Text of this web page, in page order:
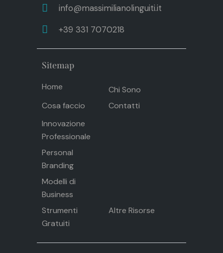
info@massimilianolinguiti.it
+39 331 7070218
Sitemap
Home
Chi Sono
Cosa faccio
Innovazione
Professionale
Personal
Branding
Modelli di
Business
Contatti
Strumenti
Gratuiti
Altre Risorse